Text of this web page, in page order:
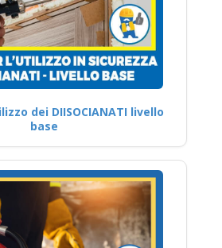
dei DIISOCIANATI livello
base